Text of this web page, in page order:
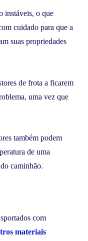
instáveis, o que
cuidado para que a
suas propriedades
de frota a ficarem
uma vez que
também podem
de uma
caminhão.
com
materiais